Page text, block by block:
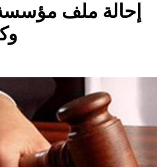
إحالة ملف